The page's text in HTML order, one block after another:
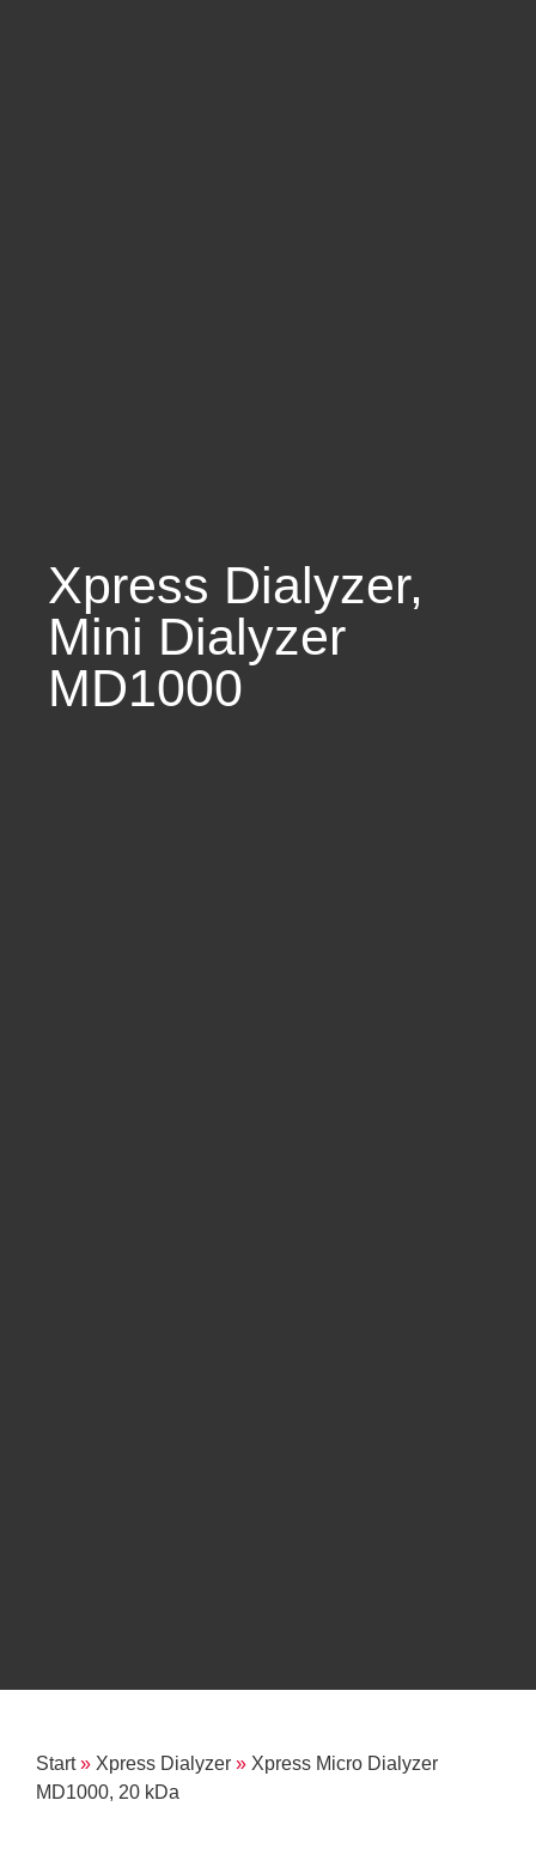
Xpress Dialyzer,
Mini Dialyzer
MD1000
Start » Xpress Dialyzer » Xpress Micro Dialyzer
MD1000, 20 kDa